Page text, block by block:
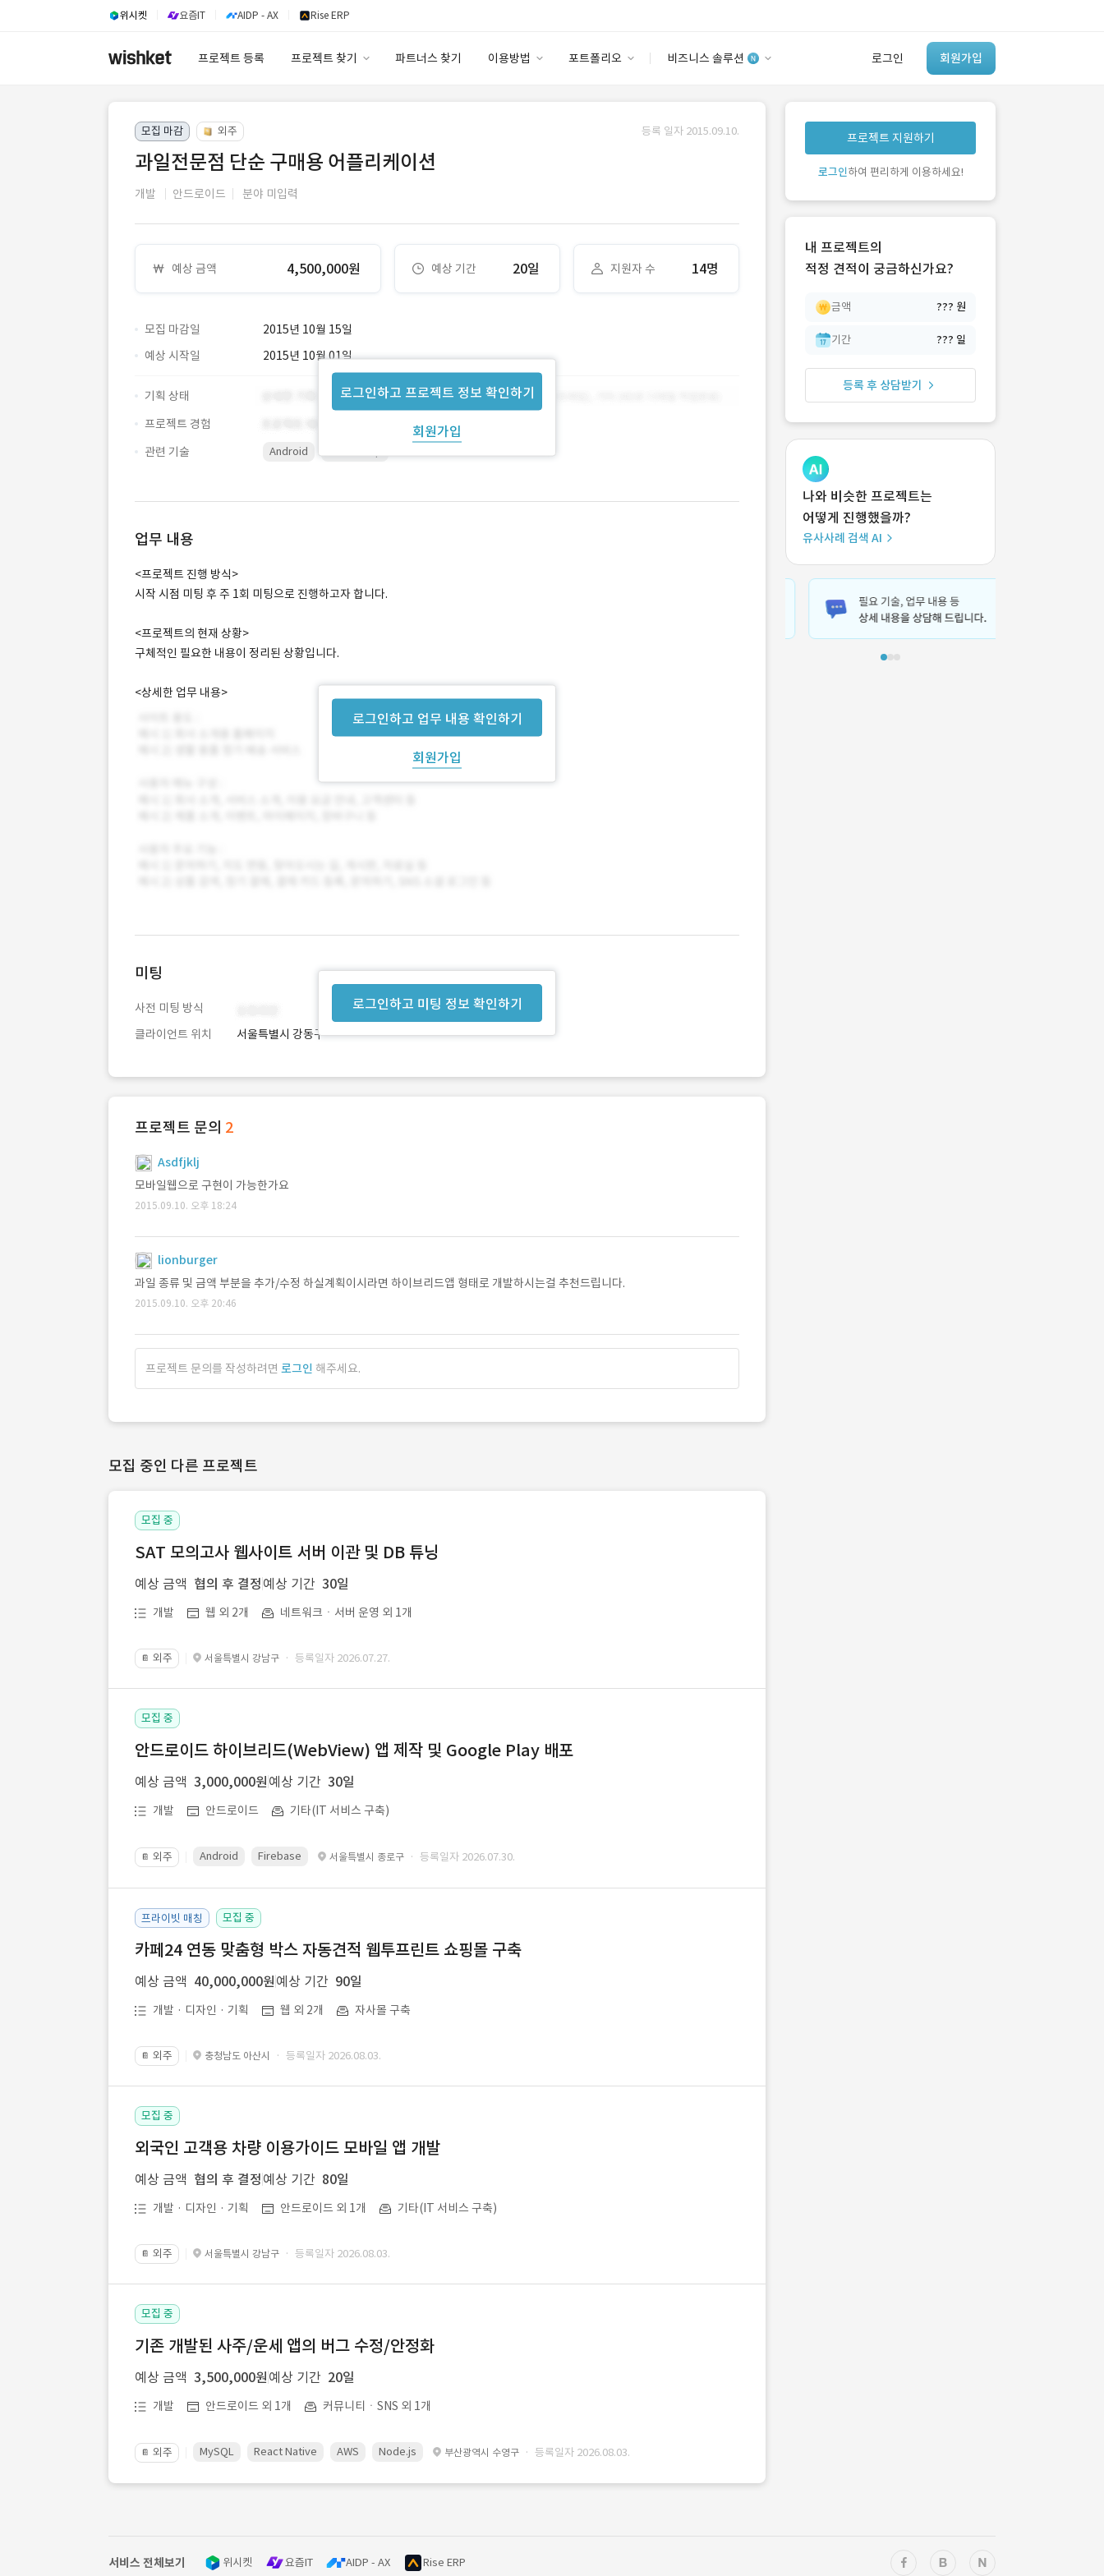
위시켓 요즘IT AIDP - AX Rise ERP
프로젝트 등록 프로젝트 찾기 파트너스 찾기 이용방법 포트폴리오 비즈니스 솔루션 로그인 회원가입
안심 코드 케어
유사사례 검색 AI
‘이런 거’ 만들어본
개발 회사 있어?
모집 마감 외주 등록 일자 2015.09.10.
과일전문점 단순 구매용 어플리케이션
개발 안드로이드 분야 미입력
예상 금액 4,500,000원 예상 기간 20일 지원자 수 14명
모집 마감일 2015년 10월 15일
로그인하고 프로젝트 정보 확인하기
회원가입
예상 시작일 2015년 10월 01일
기획 상태
프로젝트 경험
관련 기술
Android
업무 내용
로그인하고 업무 내용 확인하기
회원가입
<프로젝트 진행 방식>
시작 시점 미팅 후 주 1회 미팅으로 진행하고자 합니다.
<프로젝트의 현재 상황>
구체적인 필요한 내용이 정리된 상황입니다.
<상세한 업무 내용>
로그인하고 미팅 정보 확인하기
미팅
사전 미팅 방식
클라이언트 위치
서울특별시 강동구
프로젝트 문의 2
Asdfjklj
모바일웹으로 구현이 가능한가요
2015.09.10. 오후 18:24
lionburger
과일 종류 및 금액 부분을 추가/수정 하실계획이시라면 하이브리드앱 형태로 개발하시는걸 추천드립니다.
2015.09.10. 오후 20:46
프로젝트 문의를 작성하려면 로그인 해주세요.
모집 중인 다른 프로젝트
모집 중
SAT 모의고사 웹사이트 서버 이관 및 DB 튜닝
예상 금액 협의 후 결정 예상 기간 30일
개발 웹 외 2개 네트워크ㆍ서버 운영 외 1개
📔 외주 서울특별시 강남구 · 등록일자 2026.07.27.
모집 중
안드로이드 하이브리드(WebView) 앱 제작 및 Google Play 배포
예상 금액 3,000,000원 예상 기간 30일
개발 안드로이드 기타(IT 서비스 구축)
📔 외주 Android Firebase 서울특별시 종로구 · 등록일자 2026.07.30.
프라이빗 매칭 모집 중
카페24 연동 맞춤형 박스 자동견적 웹투프린트 쇼핑몰 구축
예상 금액 40,000,000원 예상 기간 90일
개발 · 디자인 · 기획 웹 외 2개 자사몰 구축
📔 외주 충청남도 아산시 · 등록일자 2026.08.03.
모집 중
외국인 고객용 차량 이용가이드 모바일 앱 개발
예상 금액 협의 후 결정 예상 기간 80일
개발 · 디자인 · 기획 안드로이드 외 1개 기타(IT 서비스 구축)
📔 외주 서울특별시 강남구 · 등록일자 2026.08.03.
모집 중
기존 개발된 사주/운세 앱의 버그 수정/안정화
예상 금액 3,500,000원 예상 기간 20일
개발 안드로이드 외 1개 커뮤니티ㆍSNS 외 1개
📔 외주 MySQL React Native AWS Node.js 부산광역시 수영구 · 등록일자 2026.08.03.
프로젝트 지원하기
로그인하여 편리하게 이용하세요!
내 프로젝트의
적정 견적이 궁금하신가요?
금액 ??? 원
기간 ??? 일
등록 후 상담받기
나와 비슷한 프로젝트는
어떻게 진행했을까?
유사사례 검색 AI
서비스 전체보기 위시켓 요즘IT AIDP - AX Rise ERP